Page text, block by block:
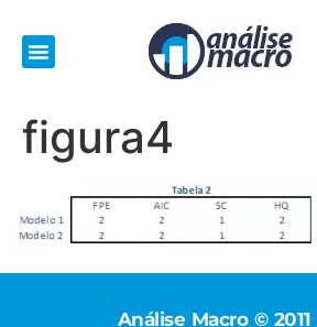
figura4
Análise Macro ©